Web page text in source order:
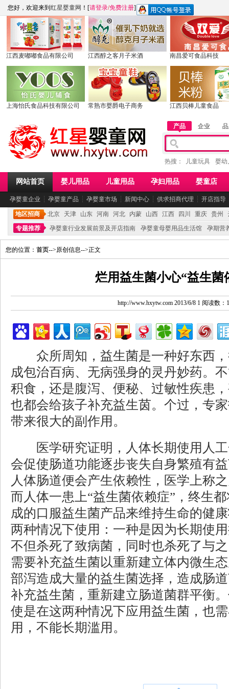
您好，欢迎来到 红星婴童网 ！[请登录/免费注册]
江西麦嘟嘟食品有限公司 江西醇之客月子米酒 南昌爱可食品科技
上海怡氏食品科技有限公司 常熟市婴爵电子商务 江西贝棒儿童食品
产品 企业
热搜： 儿童玩具 婴幼
网站首页 婴儿用品 儿童用品 孕妇用品 婴童店
孕婴童企业 ┆ 孕婴童产品 ┆ 孕婴童市场 ┆ 新闻中心 ┆ 供求招商代理 ┆ 开店指导
地区招商 北京 天津 山东 河南 河北 内蒙 山西 江西 四川 重庆 贵州
专题推荐
孕婴童行业发展前景及开店指南 孕婴童母婴用品生活馆 孕期营
您的位置： 首页-->原创信息-->正文
烂用益生菌小心“益生菌
http://www.hxytw.com 2013/6/8 1 阅读数：
众所周知，益生菌是一种好东西，
成包治百病、无病强身的灵丹妙药。
积食，还是腹泻、便秘、过敏性疾患
也都会给孩子补充益生茵。个过，专
带来很大的副作用。
医学研究证明，人体长期使用人工
会促使肠道功能逐步丧失自身繁殖有
人体肠道便会产生依赖性，医学上称
而人体一患上“益生菌依赖症”，终生
成的口服益生菌产品来维持生命的健
两种情况下使用：一种是因为长期使
不但杀死了致病菌，同时也杀死了与
需要补充益生菌以重新建立体内微生
部泻造成大量的益生菌选择，造成肠
补充益生菌，重新建立肠道菌群平衡
使是在这两种情况下应用益生菌，也
用，不能长期滥用。